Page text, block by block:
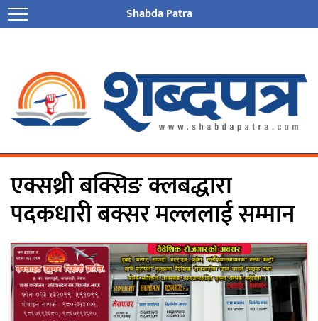
Shabda Patra
एक्सथ्री बक्सिङ क्लबद्धारा
पदकधारी बक्सर मल्ललाई सम्मान